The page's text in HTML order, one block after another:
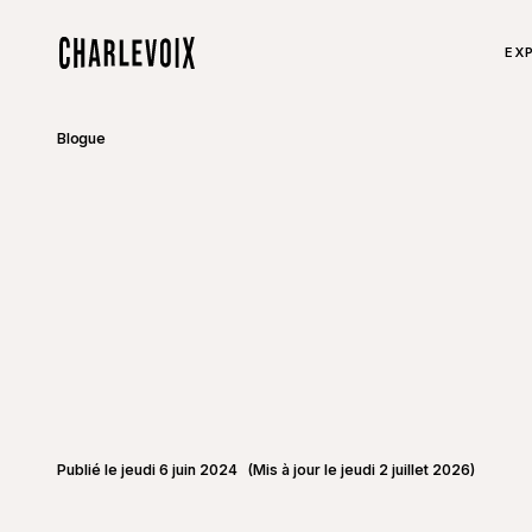
Blogue
Publié le jeudi 6 juin 2024 (Mis à jour le jeudi 2 juillet 2026)